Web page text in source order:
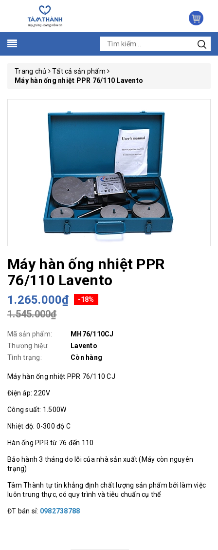
Trang chủ
Tất cả sản phẩm
Máy hàn ống nhiệt PPR 76/110 Lavento
Máy hàn ống nhiệt PPR
76/110 Lavento
1.265.000₫ -18%
1.545.000₫
Mã sản phẩm:
MH76/110CJ
Thương hiệu:
Lavento
Tình trạng:
Còn hàng
Máy hàn ống nhiệt PPR 76/110 CJ
Điện áp: 220V
Công suất: 1.500W
Nhiệt độ: 0-300 độ C
Hàn ống PPR từ 76 đến 110
Bảo hành 3 tháng do lỗi của nhà sản xuất (Máy còn nguyên
trạng)
Tâm Thành tự tin khẳng định chất lượng sản phẩm bởi làm việc
luôn trung thực, có quy trình và tiêu chuẩn cụ thể
ĐT bán sỉ: 0982738788